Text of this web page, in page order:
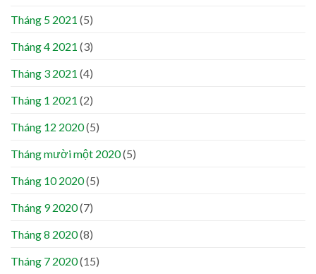
Tháng 5 2021 (5)
Tháng 4 2021 (3)
Tháng 3 2021 (4)
Tháng 1 2021 (2)
Tháng 12 2020(5)
Tháng mười một 2020(5)
Tháng 10 2020(5)
Tháng 9 2020(7)
Tháng 8 2020(8)
Tháng 7 2020(15)